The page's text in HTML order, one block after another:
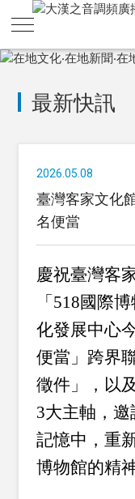
最新快訊
2026.05.08
臺灣客家文化
名便當
慶祝臺灣客
「518國際
化發展中心
便當」跨界
徵件」，以
3大主軸，
記憶中，重
博物館的精